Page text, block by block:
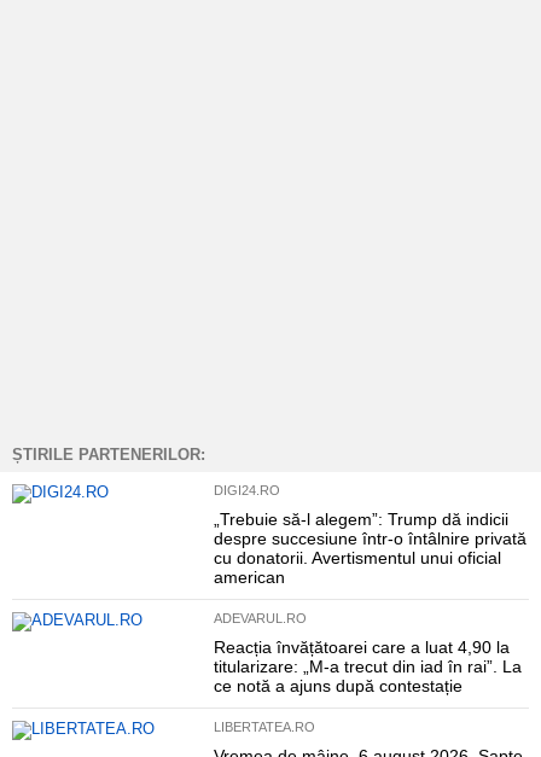
ȘTIRILE PARTENERILOR:
DIGI24.RO
„Trebuie să-l alegem”: Trump dă indicii
despre succesiune într-o întâlnire privată
cu donatorii. Avertismentul unui oficial
american
ADEVARUL.RO
Reacția învățătoarei care a luat 4,90 la
titularizare: „M-a trecut din iad în rai”. La
ce notă a ajuns după contestație
LIBERTATEA.RO